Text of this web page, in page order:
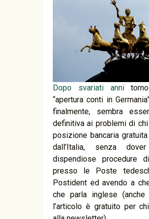
Dopo svariati annitorno
“apertura conti in
finalmente, sembra
definitiva ai problemi di
posizione bancaria
dall’Italia, senza
dispendiose procedure
presso le Poste
Postident ed avendo a
che parla inglese
l’articolo è gratuito per